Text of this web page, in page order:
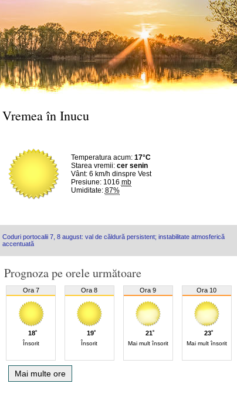
Vremea în Inucu
Temperatura acum: 17°C
Starea vremii: cer senin
Vânt: 6 km/h dinspre Vest
Presiune: 1016 mb
Umiditate: 87%
Coduri portocalii 7, 8 august: val de căldură persistent; instabilitate atmosferică
accentuată
Prognoza pe orele următoare
Ora 7
18˚
Însorit
Ora 8
19˚
Însorit
Ora 9
21˚
Mai mult însorit
Ora 10
23˚
Mai mult însorit
Mai multe ore